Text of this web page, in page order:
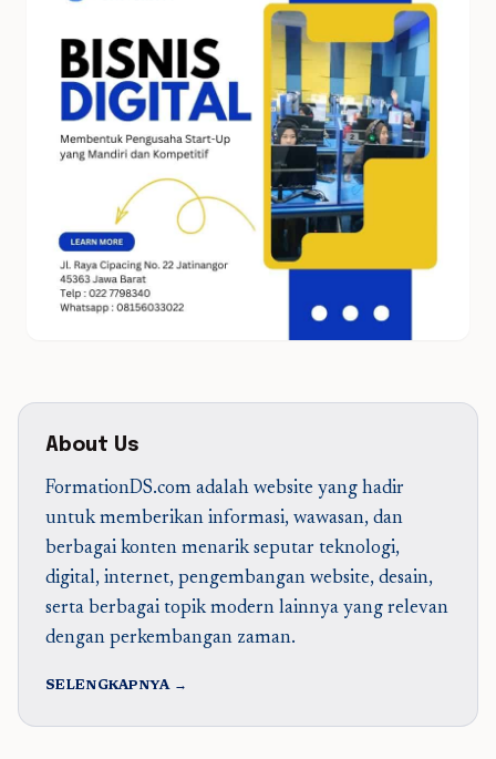
About Us
FormationDS.com adalah website yang hadir
untuk memberikan informasi, wawasan, dan
berbagai konten menarik seputar teknologi,
digital, internet, pengembangan website, desain,
serta berbagai topik modern lainnya yang relevan
dengan perkembangan zaman.
SELENGKAPNYA →